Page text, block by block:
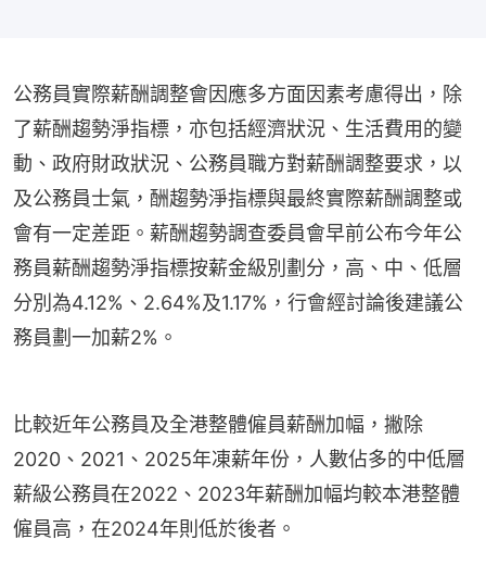
公務員實際薪酬調整會因應多方面因素考慮得出，除
了薪酬趨勢淨指標，亦包括經濟狀況、生活費用的變
動、政府財政狀況、公務員職方對薪酬調整要求，以
及公務員士氣，酬趨勢淨指標與最終實際薪酬調整或
會有一定差距。薪酬趨勢調查委員會早前公布今年公
務員薪酬趨勢淨指標按薪金級別劃分，高、中、低層
分別為4.12%、2.64%及1.17%，行會經討論後建議公
務員劃一加薪2%。
比較近年公務員及全港整體僱員薪酬加幅，撇除
2020、2021、2025年凍薪年份，人數佔多的中低層
薪級公務員在2022、2023年薪酬加幅均較本港整體
僱員高，在2024年則低於後者。